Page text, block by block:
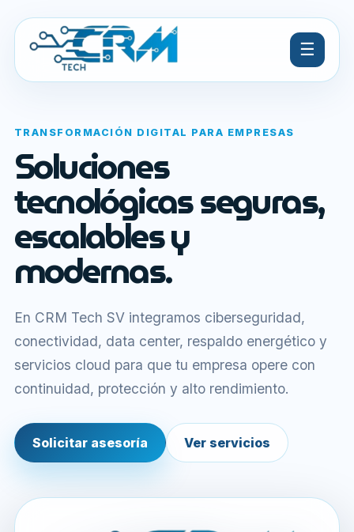
☰
TRANSFORMACIÓN DIGITAL PARA EMPRESAS
Soluciones
tecnológicas seguras,
escalables y
modernas.
En CRM Tech SV integramos ciberseguridad,
conectividad, data center, respaldo energético y
servicios cloud para que tu empresa opere con
continuidad, protección y alto rendimiento.
Solicitar asesoría Ver servicios